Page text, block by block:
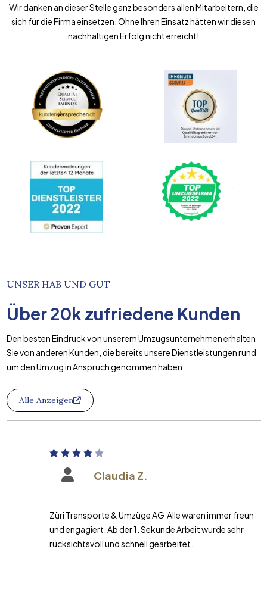
Wir danken an dieser Stelle ganz besonders allen Mitarbeitern, die
sich für die Firma einsetzen. Ohne Ihren Einsatz hätten wir diesen
nachhaltigen Erfolg nicht erreicht!
UNSER HAB UND GUT
Über20k zufriedene Kunden
Den besten Eindruck von unserem Umzugsunternehmen erhalten
Sie von anderen Kunden, die bereits unsere Dienstleistungen rund
um den Umzug in Anspruch genommen haben.
Alle Anzeigen
Claudia Z.
Züri Transporte & Umzüge AG Alle waren immer freundlich
und engagiert. Ab der 1. Sekunde Arbeit wurde sehr
rücksichtsvoll und schnell gearbeitet.